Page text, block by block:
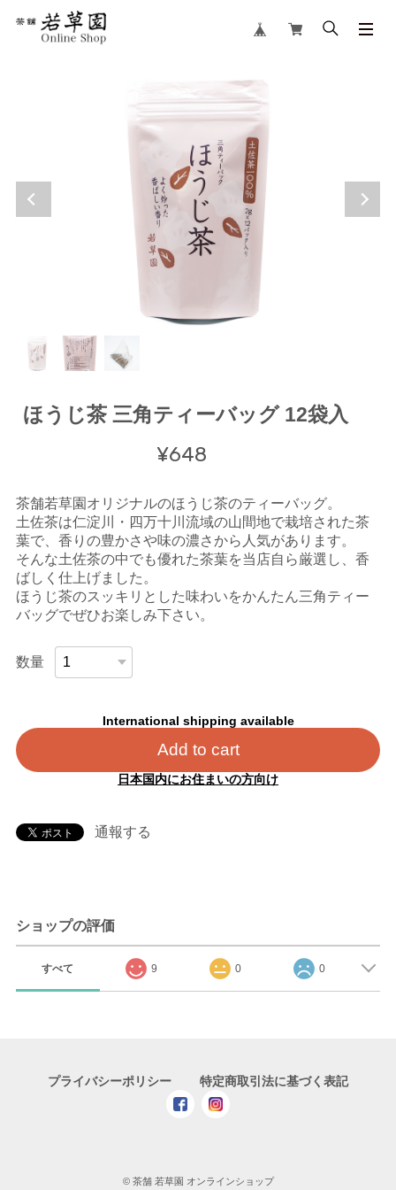
ほうじ茶 三角ティーバッグ 12袋入
¥648
茶舗若草園オリジナルのほうじ茶のティーバッグ。
土佐茶は仁淀川・四万十川流域の山間地で栽培された茶
葉で、香りの豊かさや味の濃さから人気があります。
そんな土佐茶の中でも優れた茶葉を当店自ら厳選し、香
ばしく仕上げました。
ほうじ茶のスッキリとした味わいをかんたん三角ティー
バッグでぜひお楽しみ下さい。
数量
International shipping available
Add to cart
日本国内にお住まいの方向け
通報する
ショップの評価
すべて 9 0 0
プライバシーポリシー 特定商取引法に基づく表記
© 茶舗 若草園 オンラインショップ